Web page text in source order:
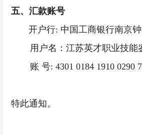
五、汇款账号
开户行: 中国工商银行南京
用户名：江苏英才职业技能
账 号: 4301 0184 1910 0290
特此通知。